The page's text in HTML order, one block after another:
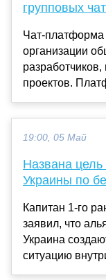
групповых
Чат-платформа
организации
проектов.
19:00, 05 Май
Названа
Украины по
Капитан 1-го
заявил, что
Украина
ситуацию